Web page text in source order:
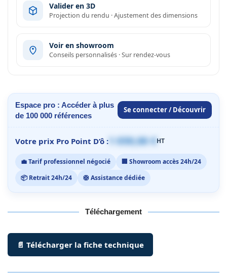
Valider en 3D
Projection du rendu · Ajustement des dimensions
Voir en showroom
Conseils personnalisés · Sur rendez-vous
Espace pro : Accéder à plus
de 100 000 références
Se connecter / Découvrir
Votre prix Pro Point D’ô : 1 059,00 €HT
💼 Tarif professionnel négocié
🏢 Showroom accès 24h/24
📦 Retrait 24h/24
🛟 Assistance dédiée
Téléchargement
📄 Télécharger la fiche technique